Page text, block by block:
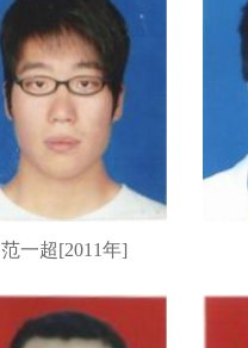
范一超[2011年]